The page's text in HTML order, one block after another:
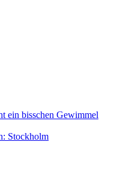
ein bisschen Gewimmel
Stockholm